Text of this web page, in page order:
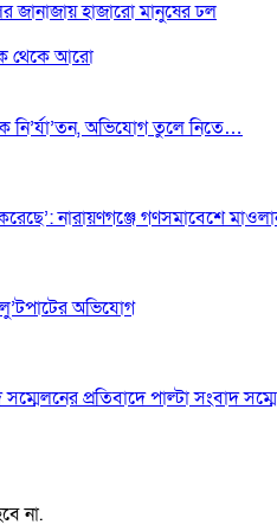
জানাজায় হাজারো মানুষের ঢল
থেকে আরো
নি’র্যা’তন, অভিযোগ তুলে নিতে…
নারায়ণগঞ্জে গণসমাবেশে
অভিযোগ
প্রতিবাদে পাল্টা সংবাদ
না.